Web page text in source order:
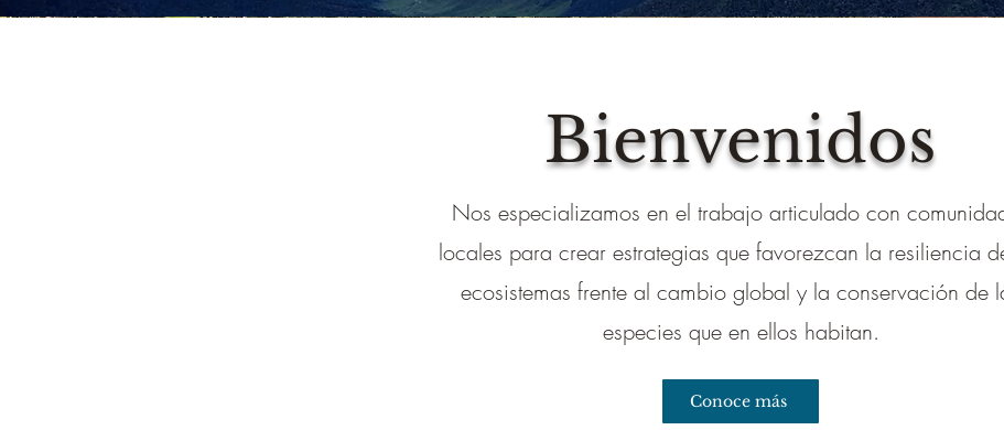
Bienvenidos
Nos especializamos en el trabajo articulado con
locales para crear estrategias que favorezcan la resiliencia
ecosistemas frente al cambio global y la conservación de
especies que en ellos habitan.
Conoce más